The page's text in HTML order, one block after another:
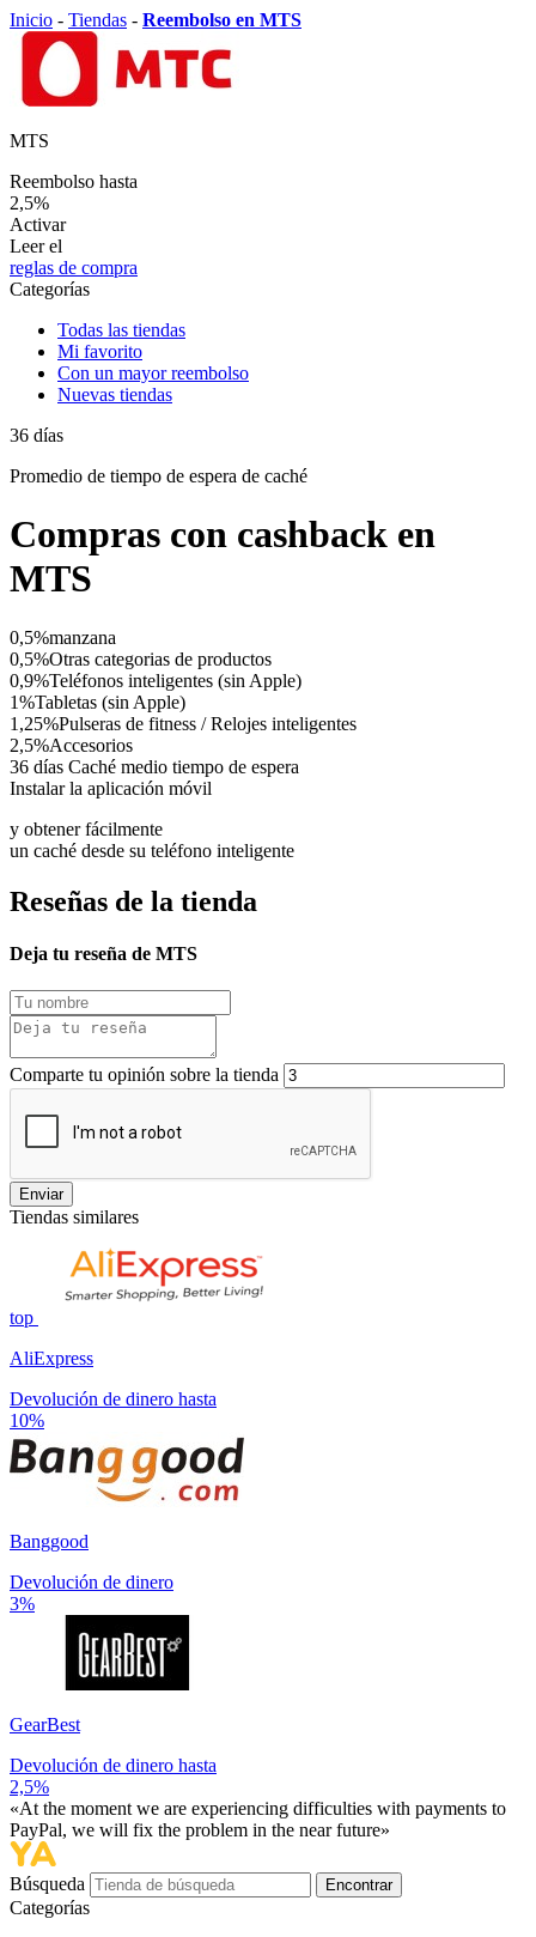
Inicio - Tiendas - Reembolso en MTS
MTS
Reembolso hasta
2,5%
Activar
Leer el
reglas de compra
Categorías
Todas las tiendas
Mi favorito
Con un mayor reembolso
Nuevas tiendas
36 días
Promedio de tiempo de espera de caché
Compras con cashback en
MTS
0,5%manzana
0,5%Otras categorias de productos
0,9%Teléfonos inteligentes (sin Apple)
1%Tabletas (sin Apple)
1,25%Pulseras de fitness / Relojes inteligentes
2,5%Accesorios
36 días Caché medio tiempo de espera
Instalar la aplicación móvil
y obtener fácilmente
un caché desde su teléfono inteligente
Reseñas de la tienda
Deja tu reseña de MTS
Comparte tu opinión sobre la tienda
Enviar
Tiendas similares
top
AliExpress
Devolución de dinero hasta
10%
Banggood
Devolución de dinero
3%
GearBest
Devolución de dinero hasta
2,5%
«At the moment we are experiencing difficulties with payments to
PayPal, we will fix the problem in the near future»
Búsqueda Encontrar
Categorías